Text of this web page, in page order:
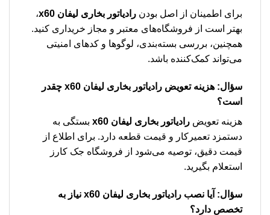
برای اطمینان از اصل بودن رادیاتور بخاری لیفان x60
،
بهتر است از فروشگاه‌های معتبر و مجاز خریداری کنید.
همچنین، بررسی بسته‌بندی، لوگوها و کدهای امنیتی
می‌تواند کمک‌کننده باشد.
سؤال: هزینه تعویض رادیاتور بخاری لیفان x60
چقدر
است؟
هزینه تعویض رادیاتور بخاری لیفان x60
بستگی به
دستمزد تعمیرکار و قیمت قطعه دارد. برای اطلاع از
قیمت دقیق، توصیه می‌شود از فروشگاه جک کارز
استعلام بگیرید.
سؤال: آیا نصب رادیاتور بخاری لیفان x60
نیاز به
تخصص دارد؟